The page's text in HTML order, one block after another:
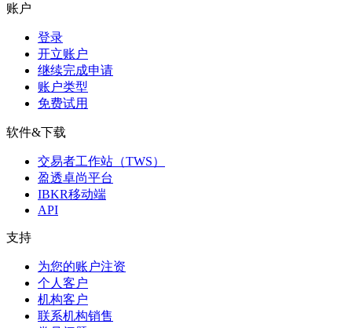
账户
登录
开立账户
继续完成申请
账户类型
免费试用
软件&下载
交易者工作站（TWS）
盈透卓尚平台
IBKR移动端
API
支持
为您的账户注资
个人客户
机构客户
联系机构销售